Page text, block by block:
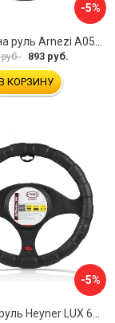
-5%
руб. 893 руб.
КОРЗИНУ
-5%